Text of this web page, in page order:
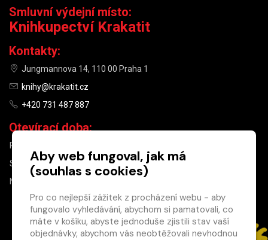
×
Smluvní výdejní místo:
Knihkupectví Krakatit
Kontakty:
Jungmannova 14, 110 00 Praha 1
knihy@krakatit.cz
+420 731 487 887
Otevírací doba:
PO–PÁ
SO
10:00–13:00
NE
Aby web fungoval, jak má
(souhlas s cookies)
Pro co nejlepší zážitek z procházení webu - aby
fungovalo vyhledávání, abychom si pamatovali, co
máte v košíku, abyste jednoduše zjistili stav vaší
objednávky, abychom vás neobtěžovali nevhodnou